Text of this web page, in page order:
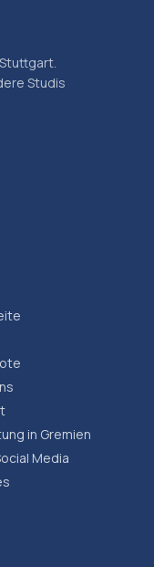
Studis
in Gremien
Media